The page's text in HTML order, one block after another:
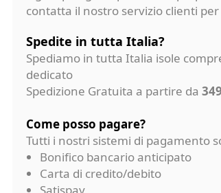
contatta il nostro servizio clienti
Spedite in tutta Italia?
Spediamo in tutta Italia isole
dedicato
Spedizione Gratuita a partire da
Come posso pagare?
Tutti i nostri sistemi di pagamento
Bonifico bancario anticipato
Carta di credito/debito